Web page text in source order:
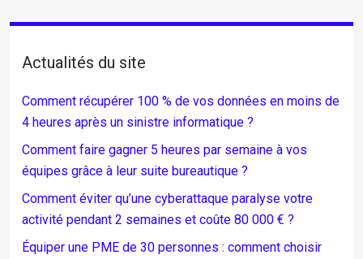
Actualités du site
Comment récupérer 100 % de vos données en moins de
4 heures après un sinistre informatique ?
Comment faire gagner 5 heures par semaine à vos
équipes grâce à leur suite bureautique ?
Comment éviter qu’une cyberattaque paralyse votre
activité pendant 2 semaines et coûte 80 000 € ?
Équiper une PME de 30 personnes : comment choisir